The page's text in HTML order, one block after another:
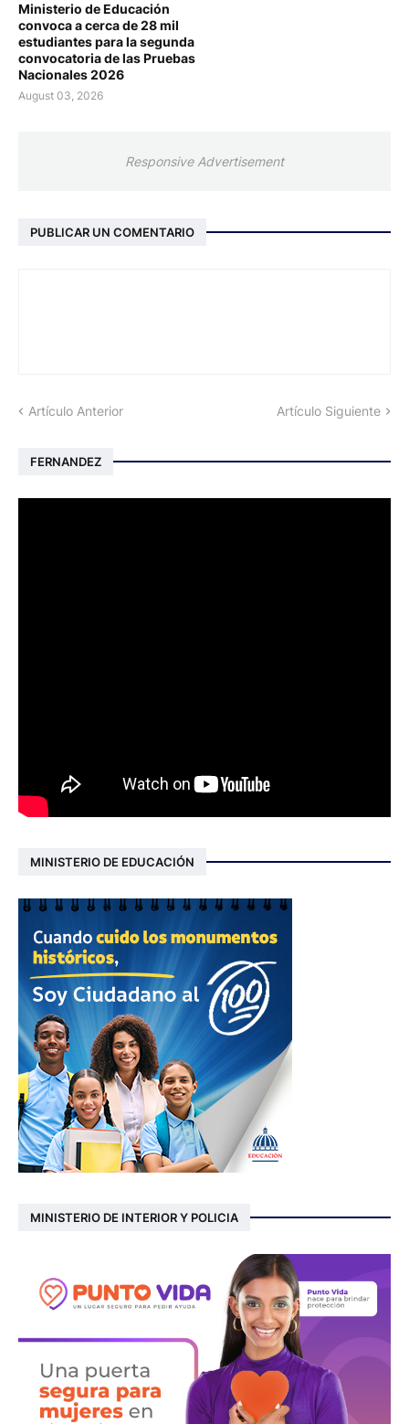
Ministerio de Educación
convoca a cerca de 28 mil
estudiantes para la segunda
convocatoria de las Pruebas
Nacionales 2026
August 03, 2026
Responsive Advertisement
PUBLICAR UN COMENTARIO
Artículo Anterior Artículo Siguiente
FERNANDEZ
MINISTERIO DE EDUCACIÓN
MINISTERIO DE INTERIOR Y POLICIA